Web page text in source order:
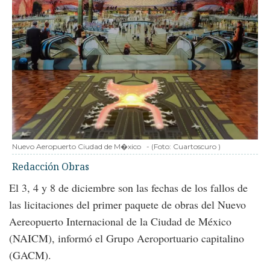
Nuevo Aeropuerto Ciudad de M�xico - (Foto: Cuartoscuro )
Redacción Obras
El 3, 4 y 8 de diciembre son las fechas de los fallos de
las licitaciones del primer paquete de obras del Nuevo
Aereopuerto Internacional de la Ciudad de México
(NAICM), informó el Grupo Aeroportuario capitalino
(GACM).